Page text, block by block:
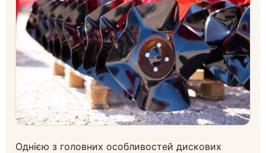
Однією з головних особливостей дискових